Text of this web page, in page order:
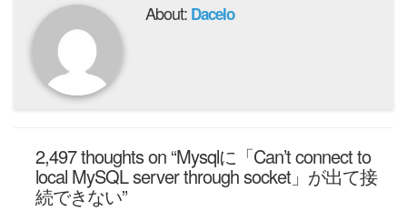
About: Dacelo
2,497 thoughts on “Mysqlに「Can’t connect to
local MySQL server through socket」が出て接
続できない”